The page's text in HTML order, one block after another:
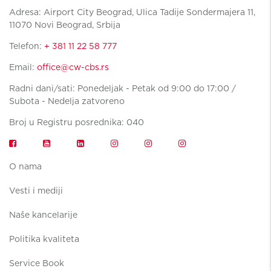
Adresa: Airport City Beograd, Ulica Tadije Sondermajera 11,
11070 Novi Beograd, Srbija
Telefon: + 381 11 22 58 777
Email: office@cw-cbs.rs
Radni dani/sati: Ponedeljak - Petak od 9:00 do 17:00 /
Subota - Nedelja zatvoreno
Broj u Registru posrednika: 040
O nama
Vesti i mediji
Naše kancelarije
Politika kvaliteta
Service Book